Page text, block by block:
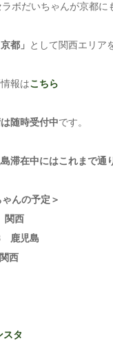
ボだいちゃんが京都に
都」 として関西エリア
報はこちら
随時受付中です。
滞在中にはこれまで通
んの予定＞
西
鹿児島
西
スタ